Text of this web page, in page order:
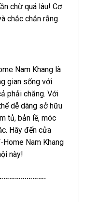
chừ quá lâu! Cơ
chắc chắn rằng
Nam Khang là
gian sống với
phải chăng. Với
dễ dàng sở hữu
tủ, bản lề, móc
Hãy đến cửa
Nam Khang
này!